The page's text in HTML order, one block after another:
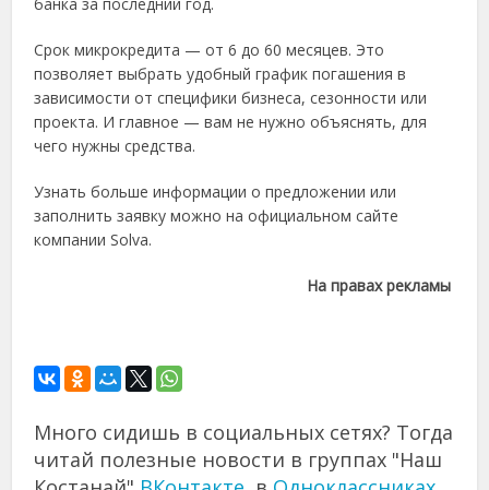
Срок микрокредита — от 6 до 60 месяцев. Это
позволяет выбрать удобный график погашения в
зависимости от специфики бизнеса, сезонности или
проекта. И главное — вам не нужно объяснять, для
чего нужны средства.
Узнать больше информации о предложении или
заполнить заявку можно на официальном сайте
компании Solva.
На правах рекламы
Много сидишь в социальных сетях? Тогда
читай полезные новости в группах "Наш